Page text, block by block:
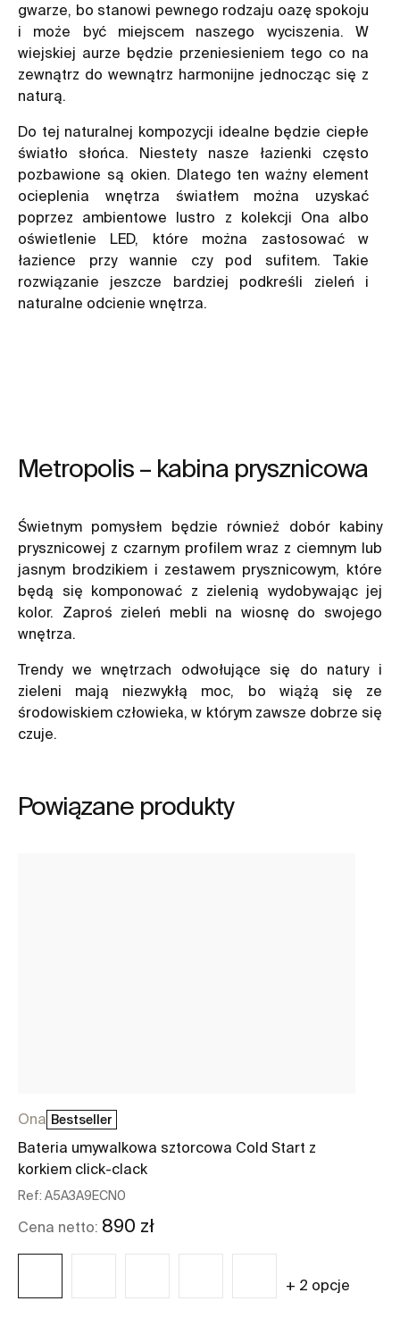
gwarze, bo stanowi pewnego rodzaju oazę spokoju
i może być miejscem naszego wyciszenia. W
wiejskiej aurze będzie przeniesieniem tego co na
zewnątrz do wewnątrz harmonijne jednocząc się z
naturą.
Do tej naturalnej kompozycji idealne będzie ciepłe
światło słońca. Niestety nasze łazienki często
pozbawione są okien. Dlatego ten ważny element
ocieplenia wnętrza światłem można uzyskać
poprzez ambientowe lustro z kolekcji Ona albo
oświetlenie LED, które można zastosować w
łazience przy wannie czy pod sufitem. Takie
rozwiązanie jeszcze bardziej podkreśli zieleń i
naturalne odcienie wnętrza.
Metropolis – kabina prysznicowa
Świetnym pomysłem będzie również dobór kabiny
prysznicowej z czarnym profilem wraz z ciemnym lub
jasnym brodzikiem i zestawem prysznicowym, które
będą się komponować z zielenią wydobywając jej
kolor. Zaproś zieleń mebli na wiosnę do swojego
wnętrza.
Trendy we wnętrzach odwołujące się do natury i
zieleni mają niezwykłą moc, bo wiążą się ze
środowiskiem człowieka, w którym zawsze dobrze się
czuje.
Powiązane produkty
Ona Bestseller
Bateria umywalkowa sztorcowa Cold Start z
korkiem click-clack
Ref: A5A3A9ECN0
Cena netto: 890 zł
+ 2 opcje